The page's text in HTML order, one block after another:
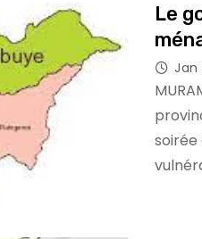
Le
Jan
soirée